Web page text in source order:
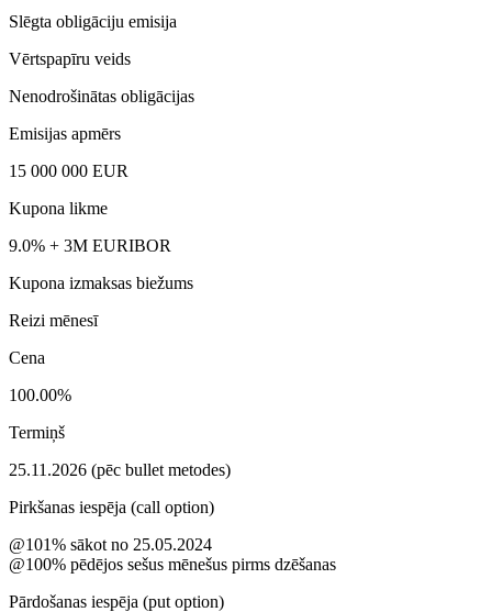
Slēgta obligāciju emisija
Vērtspapīru veids
Nenodrošinātas obligācijas
Emisijas apmērs
15 000 000 EUR
Kupona likme
9.0% + 3M EURIBOR
Kupona izmaksas biežums
Reizi mēnesī
Cena
100.00%
Termiņš
25.11.2026 (pēc bullet metodes)
Pirkšanas iespēja (call option)
@101% sākot no 25.05.2024
@100% pēdējos sešus mēnešus pirms dzēšanas
Pārdošanas iespēja (put option)